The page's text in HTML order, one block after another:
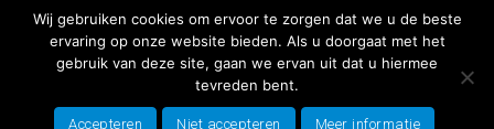
KvKnr: 78527112
Sanitaironderdelenshop.nl
Bestellen en bezorgen -Algemene voorwaarden-Sitemap
Wij gebruiken cookies om ervoor te zorgen dat we u de beste
ervaring op onze website bieden. Als u doorgaat met het
gebruik van deze site, gaan we ervan uit dat u hiermee
tevreden bent.
Accepteren Niet accepteren Meer informatie